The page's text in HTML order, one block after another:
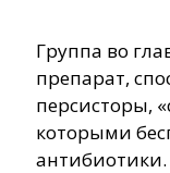
Группа во
препарат,
персисторы,
которыми